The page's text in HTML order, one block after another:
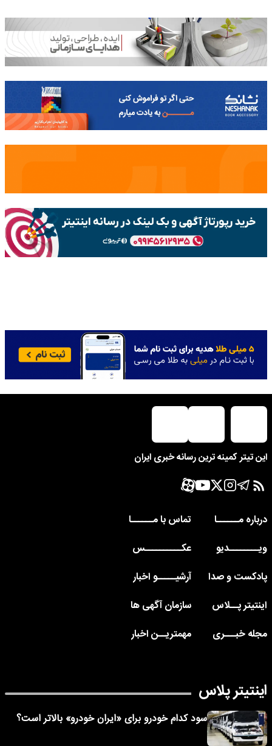
این تیتر کمینه ترین رسانه خبری ایران
درباره مــــــا
تماس با مــــــا
ویــــــــدیو
عکــــــــــس
پادکست و صدا
آرشیـــــو اخبار
اینتیتر پــلاس
سازمان آگهی ها
مجله خبـــری
مهمتریــن اخبار
اینتیتر پلاس
سود کدام خودرو برای «ایران خودرو» بالاتر است؟